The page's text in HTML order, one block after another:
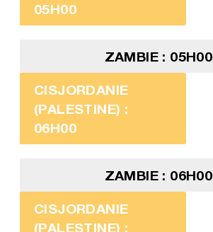
05H00
ZAMBIE : 05H00
CISJORDANIE
(PALESTINE) :
06H00
ZAMBIE : 06H00
CISJORDANIE
(PALESTINE) :